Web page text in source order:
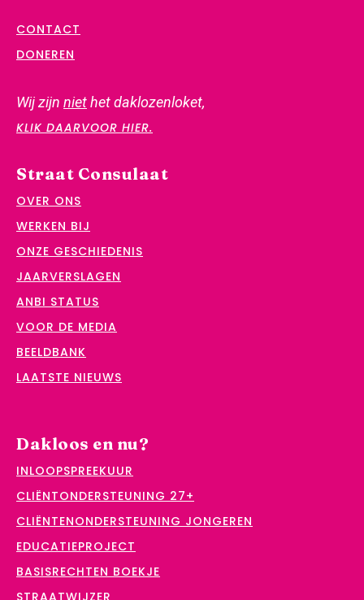
CONTACT
DONEREN
Wij zijn niethet daklozenloket,
KLIK DAARVOOR HIER.
Straat Consulaat
OVER ONS
WERKEN BIJ
ONZE GESCHIEDENIS
JAARVERSLAGEN
ANBI STATUS
VOOR DE MEDIA
BEELDBANK
LAATSTE NIEUWS
Dakloos en nu?
INLOOPSPREEKUUR
CLIËNTONDERSTEUNING 27+
CLIËNTENONDERSTEUNING JONGEREN
EDUCATIEPROJECT
BASISRECHTEN BOEKJE
STRAATWIJZER